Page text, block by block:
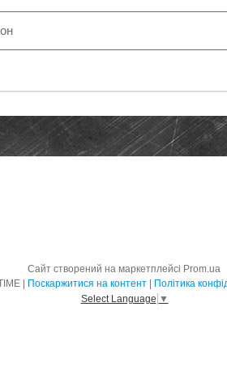
Сайт створений на маркетплейсі Prom.ua
Поскаржитися на контент
Політика
Select Language ▼